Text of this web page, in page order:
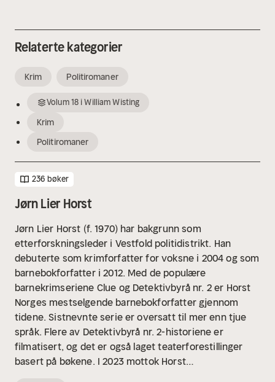
Relaterte kategorier
Krim Politiromaner
Volum18 iWilliam Wisting
Krim
Politiromaner
236 bøker
Jørn Lier Horst
Jørn Lier Horst (f. 1970) har bakgrunn som
etterforskningsleder i Vestfold politidistrikt. Han
debuterte som krimforfatter for voksne i 2004 og som
barnebokforfatter i 2012. Med de populære
barnekrimseriene Clue og Detektivbyrå nr. 2 er Horst
Norges mestselgende barnebokforfatter gjennom
tidene. Sistnevnte serie er oversatt til mer enn tjue
språk. Flere av Detektivbyrå nr. 2-historiene er
filmatisert, og det er også laget teaterforestillinger
basert på bøkene. I 2023 mottok Horst